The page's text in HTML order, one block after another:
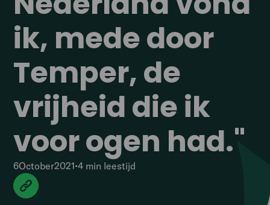
ik, mede door
Temper, de
vrijheid die ik
voor ogen had."
6October2021•4 min leestijd